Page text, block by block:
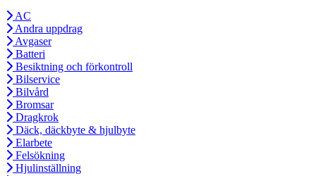
AC
Andra uppdrag
Avgaser
Batteri
Besiktning och förkontroll
Bilservice
Bilvård
Bromsar
Dragkrok
Däck, däckbyte & hjulbyte
Elarbete
Felsökning
Hjulinställning